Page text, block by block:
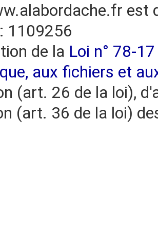
est
1109256
de la Loi n° 78-
aux fichiers et
(art. 26 de la loi),
(art. 36 de la loi)